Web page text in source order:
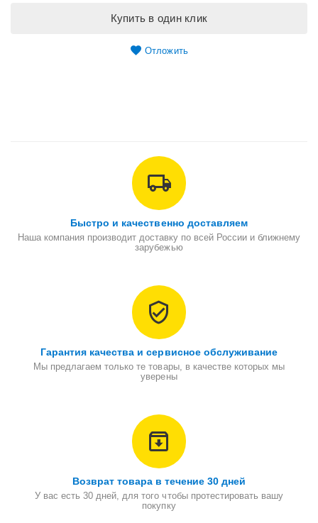
Купить в один клик
Отложить
Быстро и качественно доставляем
Наша компания производит доставку по всей России и ближнему
зарубежью
Гарантия качества и сервисное обслуживание
Мы предлагаем только те товары, в качестве которых мы
уверены
Возврат товара в течение 30 дней
У вас есть 30 дней, для того чтобы протестировать вашу
покупку